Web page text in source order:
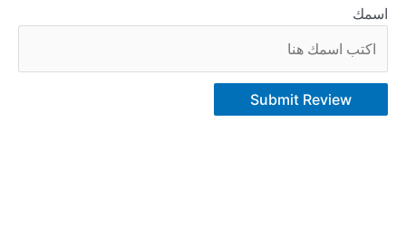
اسمك
Submit Review